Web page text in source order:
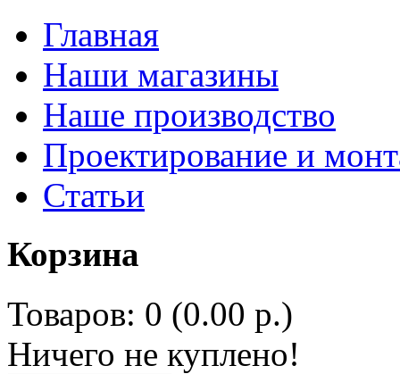
Главная
Наши магазины
Наше производство
Проектирование и
Статьи
Корзина
Товаров: 0 (0.00 р.)
Ничего не куплено!